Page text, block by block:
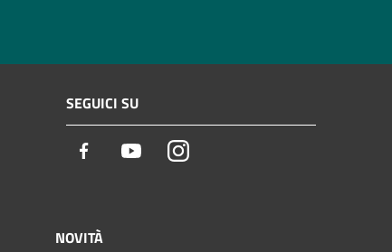
SEGUICI SU
Facebook YoutubeInstagram
NOVITÀ